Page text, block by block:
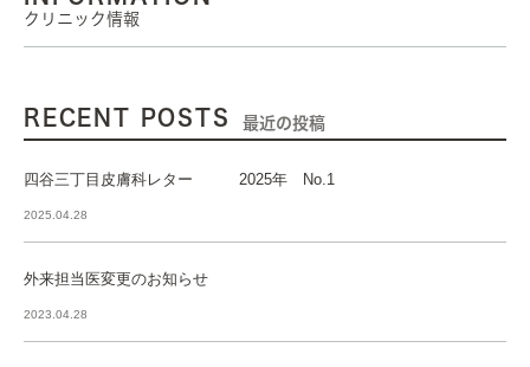
クリニック情報
RECENT POSTS 最近の投稿
四谷三丁目皮膚科レター 2025年 No.1
2025.04.28
外来担当医変更のお知らせ
2023.04.28